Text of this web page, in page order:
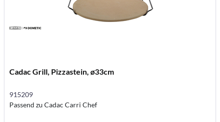
Cadac Grill, Pizzastein, ø33cm
915209
Passend zu Cadac Carri Chef